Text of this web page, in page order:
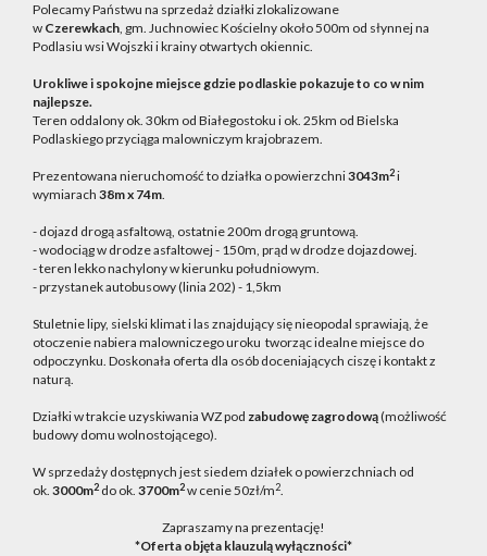
Polecamy Państwu na sprzedaż działki zlokalizowane
w Czerewkach, gm. Juchnowiec Kościelny około 500m od słynnej na
Podlasiu wsi Wojszki i krainy otwartych okiennic.
Urokliwe i spokojne miejsce gdzie podlaskie pokazuje to co w nim
najlepsze.
Teren oddalony ok. 30km od Białegostoku i ok. 25km od Bielska
Podlaskiego przyciąga malowniczym krajobrazem.
Prezentowana nieruchomość to działka o powierzchni3043m2i
wymiarach 38m x 74m.
- dojazd drogą asfaltową, ostatnie 200m drogą gruntową.
- wodociąg w drodze asfaltowej - 150m, prąd w drodze dojazdowej.
- teren lekko nachylony w kierunku południowym.
- przystanek autobusowy (linia 202) - 1,5km
Stuletnie lipy, sielski klimat i las znajdujący się nieopodal sprawiają, że
otoczenie nabiera malowniczego uroku tworząc idealne miejsce do
odpoczynku. Doskonała oferta dla osób doceniających ciszę i kontakt z
naturą.
Działki w trakcie uzyskiwania WZ pod zabudowę zagrodową(możliwość
budowy domu wolnostojącego).
W sprzedaży dostępnych jest siedem działek o powierzchniach od
ok. 3000m2 do ok. 3700m2w cenie 50zł/m2.
Zapraszamy na prezentację!
*Oferta objęta klauzulą wyłączności*